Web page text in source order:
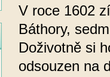
V roce 1602
Báthory,
Doživotně si
odsouzen na